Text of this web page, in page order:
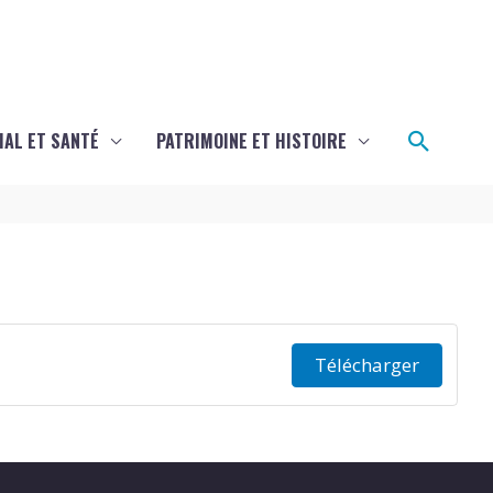
ET SANTÉ PATRIMOINE ET HISTOIRE
Télécharger